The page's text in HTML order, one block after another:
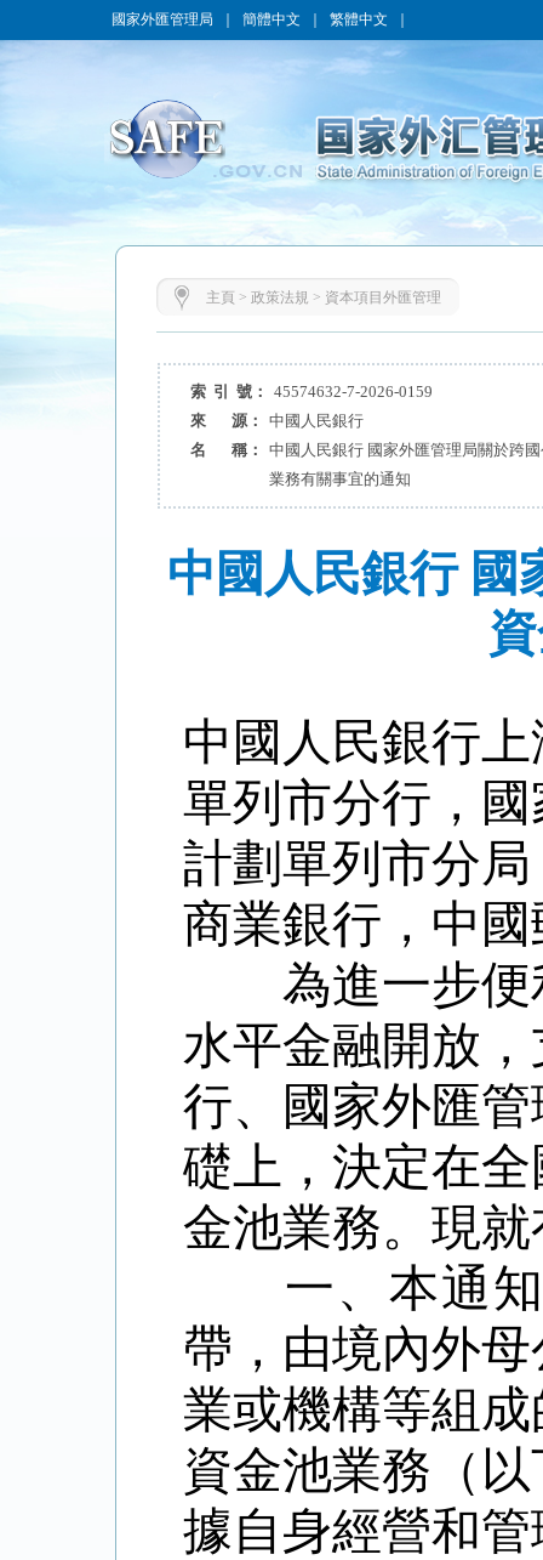
國家外匯管理局 簡體中文 繁體中文
主頁 > 政策法規 > 資本項目外匯管理
索 引 號：
45574632-7-2026-0159
來 源：
中國人民銀行
名 稱：
中國人民銀行 國家外匯管理局關於跨
業務有關事宜的通知
中國人民銀行 國
中國人民銀行
單列市分行，
計劃單列市分
商業銀行，中
為進一步
水平金融開放
行、國家外匯
礎上，決定在
金池業務。現
一、本通
帶，由境內外
業或機構等組
資金池業務（
據自身經營和